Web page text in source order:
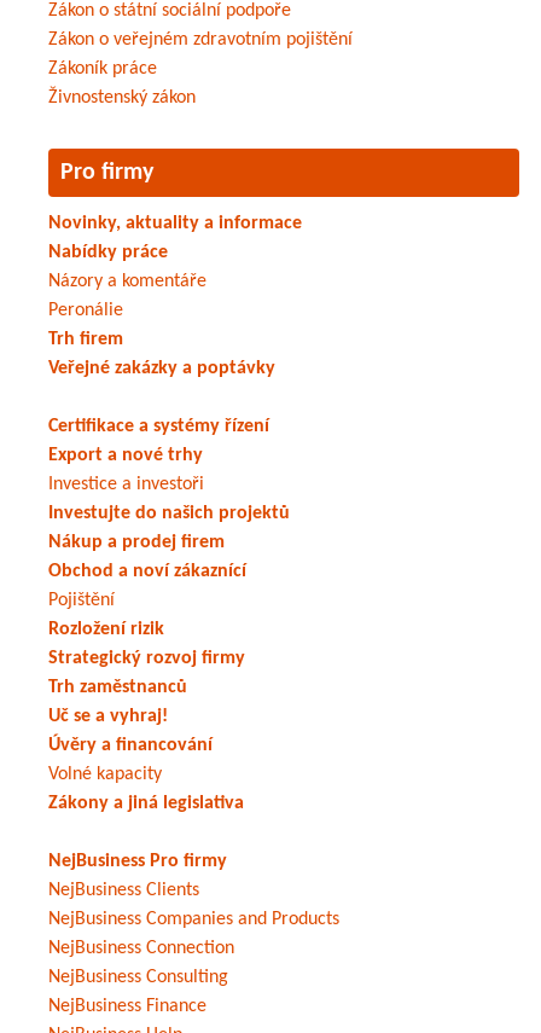
Zákon o státní sociální podpoře
Zákon o veřejném zdravotním pojištění
Zákoník práce
Živnostenský zákon
Pro firmy
Novinky, aktuality a informace
Nabídky práce
Názory a komentáře
Peronálie
Trh firem
Veřejné zakázky a poptávky
Certifikace a systémy řízení
Export a nové trhy
Investice a investoři
Investujte do našich projektů
Nákup a prodej firem
Obchod a noví zákaznící
Pojištění
Rozložení rizik
Strategický rozvoj firmy
Trh zaměstnanců
Uč se a vyhraj!
Úvěry a financování
Volné kapacity
Zákony a jiná legislativa
NejBusiness Pro firmy
NejBusiness Clients
NejBusiness Companies and Products
NejBusiness Connection
NejBusiness Consulting
NejBusiness Finance